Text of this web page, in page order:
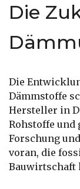
Die
Die
Dämmstoffe
Hersteller in
Rohstoffe und
Forschung
voran, die
Bauwirtschaft